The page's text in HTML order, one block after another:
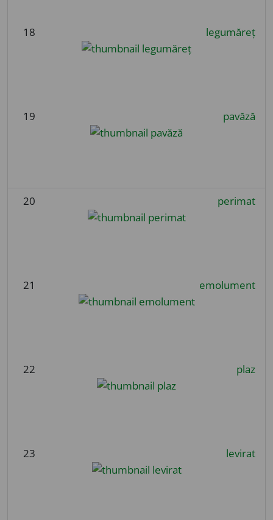
18 legumăreț
19 pavăză
20 perimat
21 emolument
22 plaz
23 levirat